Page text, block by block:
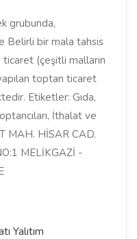
grubunda,
Belirli bir mala tahsis
(çeşitli malların
toptan ticaret
Etiketler: Gıda,
İthalat ve
MAH. HİSAR CAD.
MELİKGAZİ -
Yalıtım